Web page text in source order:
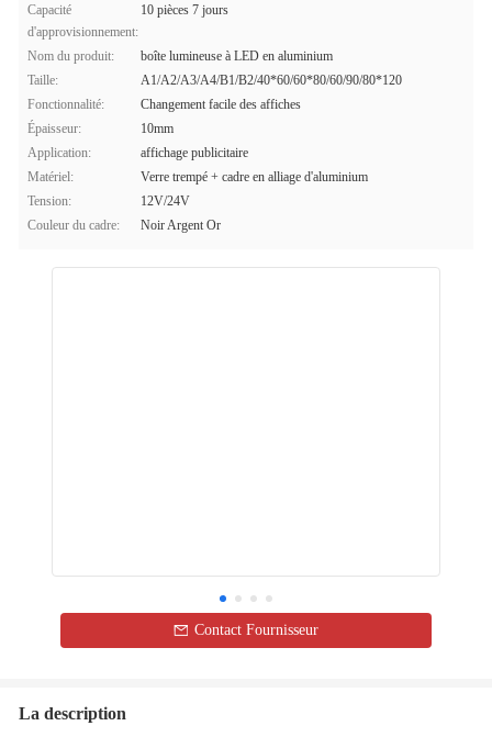
Capacité
d'approvisionnement:
10 pièces 7 jours
Nom du produit:
boîte lumineuse à LED en aluminium
Taille:
A1/A2/A3/A4/B1/B2/40*60/60*80/60/90/80*120
Fonctionnalité:
Changement facile des affiches
Épaisseur:
10mm
Application:
affichage publicitaire
Matériel:
Verre trempé + cadre en alliage d'aluminium
Tension:
12V/24V
Couleur du cadre:
Noir Argent Or
Contact Fournisseur
La description